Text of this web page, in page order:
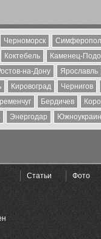
Черноморск
Коктебель Каменец-
на-Дону Ярославль
Кировоград Чернигов
Бердичев
Энергодар
Статьи Фото